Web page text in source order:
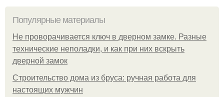
Популярные материалы
Не проворачивается ключ в дверном замке. Разные
технические неполадки, и как при них вскрыть
дверной замок
Строительство дома из бруса: ручная работа для
настоящих мужчин